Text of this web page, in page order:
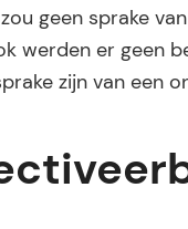
geen sprake
werden er geen
zijn van een